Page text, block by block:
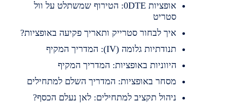
אופציות 0DTE: הטירוף שמשתלט על וול
סטריט
איך לבחור סטרייק ותאריך פקיעה באופציות?
תנודתיות גלומה (IV): המדריך המקיף
היווניות באופציות: המדריך המקיף
מסחר באופציות: המדריך השלם למתחילים
ניהול תקציב למתחילים: לאן נעלם הכסף?